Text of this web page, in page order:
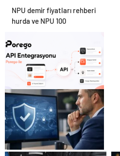
NPU demir fiyatları rehberi
hurda ve NPU 100
Porego ile Kargo
Süreçlerinizi Daha Kolay
Yönetin